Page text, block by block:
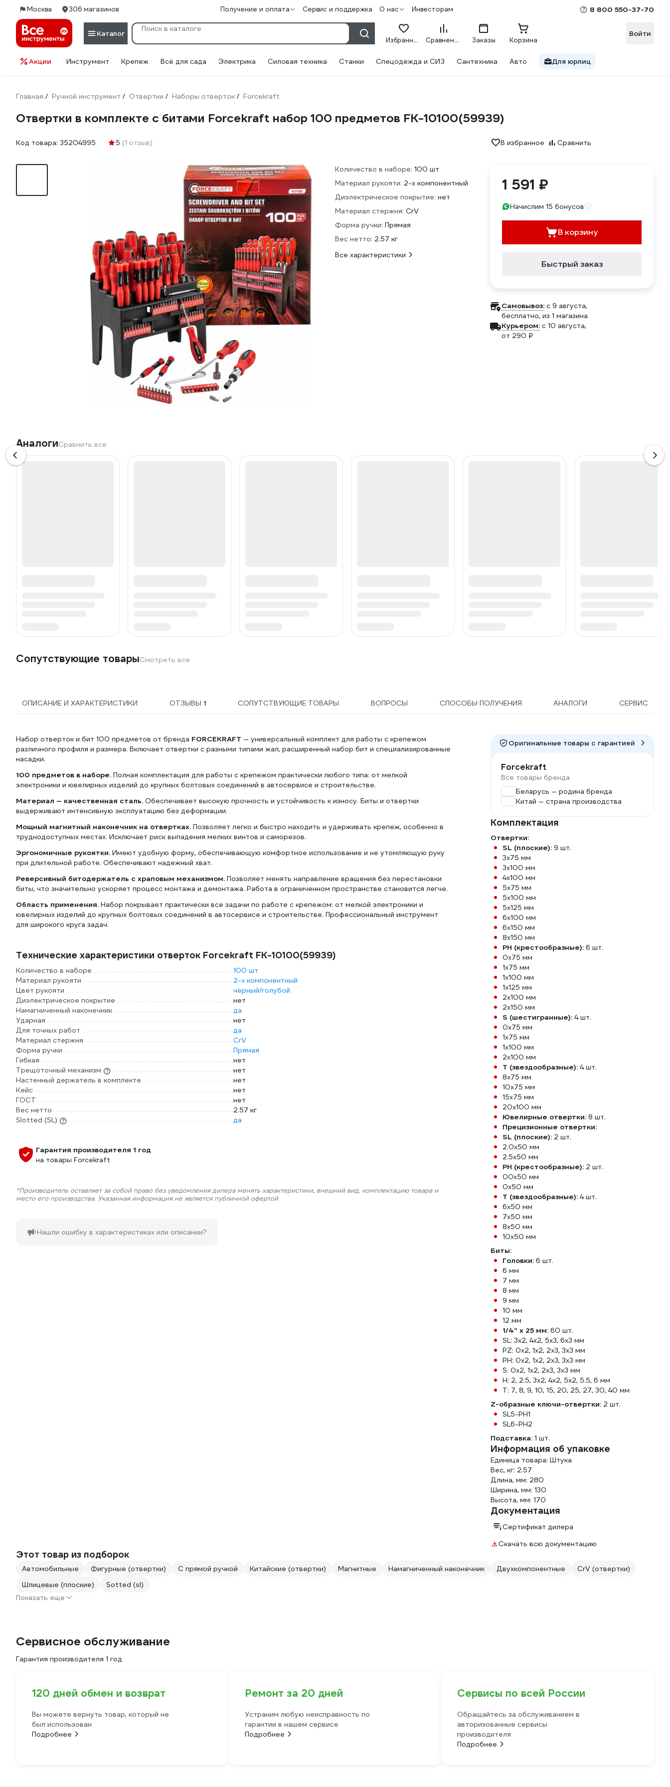
Москва 306 магазинов Получение и оплата Сервис и поддержка О нас Инвесторам 8 800 550-37-70
Каталог
Избранное Сравнение Заказы Корзина
Войти
Акции Инструмент Крепеж Всё для сада Электрика Силовая техника Станки Спецодежда и СИЗ Сантехника Авто Для юрлиц
Главная / Ручной инструмент / Отвертки / Наборы отверток / Forcekraft
Отвертки в комплекте с битами Forcekraft набор 100 предметов FK-10100(59939)
Код товара: 35204995 5 (1 отзыв) В избранное Сравнить
Количество в наборе: 100 шт
Материал рукояти: 2-х компонентный
Диэлектрическое покрытие: нет
Материал стержня: CrV
Форма ручки: Прямая
Вес нетто: 2.57 кг
Все характеристики
1 591 ₽
Начислим 15 бонусов
В корзину
Быстрый заказ
Самовывоз: c 9 августа,
бесплатно, из 1 магазина
Курьером: c 10 августа,
от 290 ₽
АналогиСравнить все
Сопутствующие товарыСмотреть все
ОПИСАНИЕ И ХАРАКТЕРИСТИКИ ОТЗЫВЫ 1 СОПУТСТВУЮЩИЕ ТОВАРЫ ВОПРОСЫ СПОСОБЫ ПОЛУЧЕНИЯ АНАЛОГИ СЕРВИС
Набор отверток и бит 100 предметов от бренда FORCEKRAFT — универсальный комплект для работы с крепежом
различного профиля и размера. Включает отвертки с разными типами жал, расширенный набор бит и специализированные
насадки.
100 предметов в наборе. Полная комплектация для работы с крепежом практически любого типа: от мелкой
электроники и ювелирных изделий до крупных болтовых соединений в автосервисе и строительстве.
Материал — качественная сталь. Обеспечивает высокую прочность и устойчивость к износу. Биты и отвертки
выдерживают интенсивную эксплуатацию без деформации.
Мощный магнитный наконечник на отвертках. Позволяет легко и быстро находить и удерживать крепеж, особенно в
труднодоступных местах. Исключает риск выпадения мелких винтов и саморезов.
Эргономичные рукоятки. Имеют удобную форму, обеспечивающую комфортное использование и не утомляющую руку
при длительной работе. Обеспечивают надежный хват.
Реверсивный битодержатель с храповым механизмом. Позволяет менять направление вращения без перестановки
биты, что значительно ускоряет процесс монтажа и демонтажа. Работа в ограниченном пространстве становится легче.
Область применения. Набор покрывает практически все задачи по работе с крепежом: от мелкой электроники и
ювелирных изделий до крупных болтовых соединений в автосервисе и строительстве. Профессиональный инструмент
для широкого круга задач.
Технические характеристики отверток Forcekraft FK-10100(59939)
Количество в наборе
100 шт
Материал рукояти
2-х компонентный
Цвет рукояти
черный/голубой
Диэлектрическое покрытие
нет
Намагниченный наконечник
да
Ударная
нет
Для точных работ
да
Материал стержня
CrV
Форма ручки
Прямая
Гибкая
нет
Трещоточный механизм
нет
Настенный держатель в комплекте
нет
Кейс
нет
ГОСТ
нет
Вес нетто
2.57 кг
Slotted (SL)
да
Гарантия производителя 1 год
на товары Forcekraft
*Производитель оставляет за собой право без уведомления дилера менять характеристики, внешний вид, комплектацию товара и
место его производства. Указанная информация не является публичной офертой
Нашли ошибку в характеристиках или описании?
Оригинальные товары c гарантией
Forcekraft
Все товары бренда
Беларусь — родина бренда
Китай — страна производства
Комплектация
Отвертки:
SL (плоские): 9 шт.
3x75 мм
3x100 мм
4x100 мм
5x75 мм
5x100 мм
5x125 мм
6x100 мм
6x150 мм
8x150 мм
PH (крестообразные): 6 шт.
0x75 мм
1x75 мм
1x100 мм
1x125 мм
2x100 мм
2x150 мм
S (шестигранные): 4 шт.
0x75 мм
1x75 мм
1x100 мм
2x100 мм
T (звездообразные): 4 шт.
8x75 мм
10x75 мм
15x75 мм
20x100 мм
Ювелирные отвертки: 8 шт.
Прецизионные отвертки:
SL (плоские): 2 шт.
2.0x50 мм
2.5x50 мм
PH (крестообразные): 2 шт.
00x50 мм
0x50 мм
T (звездообразные): 4 шт.
6x50 мм
7x50 мм
8x50 мм
10x50 мм
Биты:
Головки: 6 шт.
6 мм
7 мм
8 мм
9 мм
10 мм
12 мм
1/4" х 25 мм: 60 шт.
SL: 3x2, 4x2, 5x3, 6x3 мм
PZ: 0x2, 1x2, 2x3, 3x3 мм
PH: 0x2, 1x2, 2x3, 3x3 мм
S: 0x2, 1x2, 2x3, 3x3 мм
H: 2, 2.5, 3x2, 4x2, 5x2, 5.5, 6 мм
T: 7, 8, 9, 10, 15, 20, 25, 27, 30, 40 мм
Z-образные ключи-отвертки: 2 шт.
SL5-PH1
SL6-PH2
Подставка: 1 шт.
Информация об упаковке
Единица товара: Штука
Вес, кг: 2.57
Длина, мм: 280
Ширина, мм: 130
Высота, мм: 170
Документация
Сертификат дилера
Скачать всю документацию
Этот товар из подборок
Автомобильные Фигурные (отвертки) С прямой ручкой Китайские (отвертки) Магнитные Намагниченный наконечник Двухкомпонентные
CrV (отвертки)
Шлицевые (плоские)
Sotted (sl)
Показать еще
Сервисное обслуживание
Гарантия производителя 1 год
120 дней обмен и возврат
Вы можете вернуть товар, который не
был использован
Подробнее
Ремонт за 20 дней
Устраним любую неисправность по
гарантии в нашем сервисе
Подробнее
Сервисы по всей России
Обращайтесь за обслуживанием в
авторизованные сервисы
производителя
Подробнее